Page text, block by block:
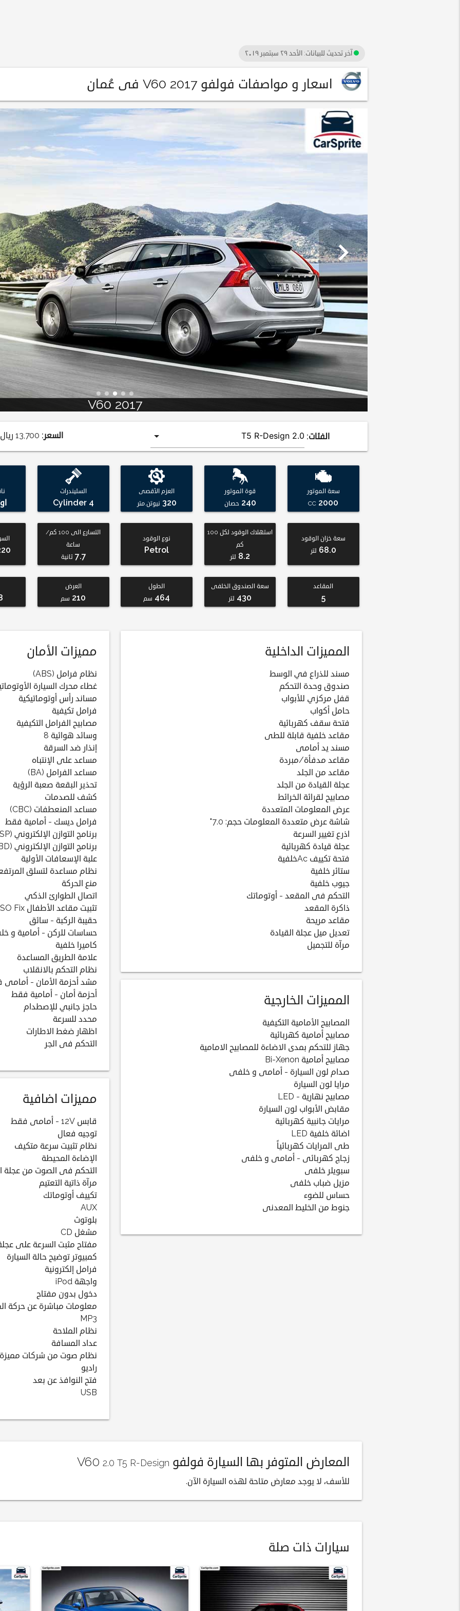
آخر تحديث للبيانات: الأحد ٢٩ سبتمبر ٢٠١٩
اسعار و مواصفات فولفو V60 2017 فى عُمان
chevron_right
الفئات: السعر: 13,700 ريال
سعة الموتور
2000
CC
قوة الموتور
240 حصان
العزم الأقصى
320 نيوتن.متر
السليندرات
4 Cylinder
سعة خزان الوقود
68.0 لتر
استهلاك الوقود لكل 100
كم
8.2 لتر
نوع الوقود
Petrol
التسارع الى 100 كم/
ساعة
7.7 ثانية
المقاعد
5
سعة الصندوق الخلفى
430 لتر
الطول
464 سم
العرض
210 سم
المميزات الداخلية
مسند للذراع في الوسط
صندوق وحدة التحكم
قفل مركزي للأبواب
حامل أكواب
فتحة سقف كهربائية
مقاعد خلفية قابلة للطى
مسند يد أمامى
مقاعد مدفأة/مبردة
مقاعد من الجلد
عجلة القيادة من الجلد
مصابيح لقرائة الخرائط
عرض المعلومات المتعددة
شاشة عرض متعددة المعلومات حجم: 7.0"
اذرع تغيير السرعة
عجلة قيادة كهربائية
فتحة تكييف Acخلفية
ستائر خلفية
جيوب خلفية
التحكم فى المقعد - أوتوماتك
ذاكرة المقعد
مقاعد مريحة
تعديل ميل عجلة القيادة
مرآة للتجميل
المميزات الخارجية
المصابيح الأمامية التكيفية
مصابيح أمامية كهربائية
جهاز للتحكم بمدى الاضاءة للمصابيح الامامية
مصابيح أمامية Bi-Xenon
صدام لون السيارة - أمامى و خلفى
مرايا لون السيارة
مصابيح نهارية - LED
مقابض الأبواب لون السيارة
مرايات جانبية كهربائية
اضائة خلفية LED
طى المرايات كهربائياً
زجاج كهربائى - أمامى و خلفى
سبويلر خلفى
مزيل ضباب خلفى
حساس للضوء
جنوط من الخليط المعدنى
مميزات الأمان
نظام فرامل (ABS)
غطاء محرك السيارة
مساند رأس أوتوماتيكية
فرامل تكيفية
مصابيح الفرامل التكيفية
وسائد هوائية 8
إنذار ضد السرقة
مساعد على الإنتباه
مساعد الفرامل (BA)
تحذير البقعة صعبة الرؤية
كشف للصدمات
مساعد المنعطفات (CBC)
فرامل ديسك - أمامية فقط
برنامج التوازن الإلكتروني (ESP)
برنامج التوازن الإلكتروني (EBD)
علبة الإسعافات الأولية
نظام مساعدة لتسلق
منع الحركة
اتصال الطوارئ الذكي
تثبيت مقاعد الأطفال ISO Fix
حقيبة الركبة - سائق
حساسات للركن - أمامية و
كاميرا خلفية
علامة الطريق المساعدة
نظام التحكم بالانقلاب
مشد أحزمة الأمان -
أحزمة أمان - أمامية فقط
حاجز جانبي للإصطدام
محدد للسرعة
اظهار ضغط الاطارات
التحكم فى الجر
مميزات اضافية
قابس 12V - أمامى فقط
توجيه فعال
نظام تثبيت سرعة متكيف
الإضاءة المحيطة
التحكم فى الصوت من عجلة
مرآة ذاتية التعتيم
تكييف أوتوماتك
AUX
بلوتوث
مشغل CD
مفتاح مثبت السرعة على
كمبيوتر توضيح حالة السيارة
فرامل إلكترونية
واجهة iPod
دخول بدون مفتاح
معلومات مباشرة عن حركة
MP3
نظام الملاحة
عداد المسافة
نظام صوت من شركات
راديو
فتح النوافذ عن بعد
USB
المعارض المتوفر بها السيارة فولفو V60 2.0 T5 R-Design
للأسف، لا يوجد معارض متاحة لهذه السيارة الآن.
سيارات ذات صلة